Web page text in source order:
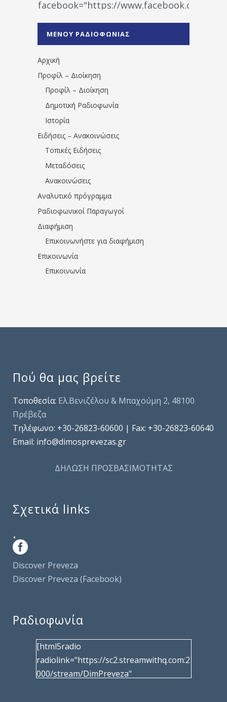
facebook="https://www.facebook.com/
1531194763766854/" artist="" ]
ΜΕΝΟΥ ΡΑΔΙΟΦΩΝΙΑΣ
Αρχική
Προφίλ – Διοίκηση
Προφίλ – Διοίκηση
Δημοτική Ραδιοφωνία
Ιστορία
Ειδήσεις – Ανακοινώσεις
Τοπικές Ειδήσεις
Μεταδόσεις
Ανακοινώσεις
Αναλυτικό πρόγραμμα
Ραδιοφωνικοί Παραγωγοί
Διαφήμιση
Επικοινωνήστε για διαφήμιση
Επικοινωνία
Επικοινωνία
Πού θα μας βρείτε
Τοποθεσία: Ελ.Βενιζέλου & Μπαχούμη 2, 48100
Πρέβεζα
Τηλέφωνo: +30-26823-60600 | Fax: +30-26823-60640
Email: info@dimosprevezas.gr
ΔΗΛΩΣΗ ΠΡΟΣΒΑΣΙΜΟΤΗΤΑΣ
Σχετικά links
.
Discover Preveza
Discover Preveza (Facebook)
Ραδιοφωνία
[html5radio
radiolink="https://sc2.streamwithq.com:2
000/stream/DimPreveza"